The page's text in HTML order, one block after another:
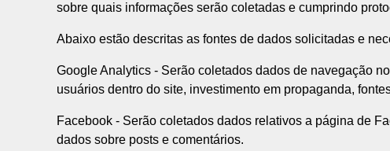
sobre quais informações serão coletadas e cumprindo
Abaixo estão descritas as fontes de dados solicitadas e
Google Analytics - Serão coletados dados de navegação
usuários dentro do site, investimento em propaganda,
Facebook - Serão coletados dados relativos a página de
dados sobre posts e comentários.